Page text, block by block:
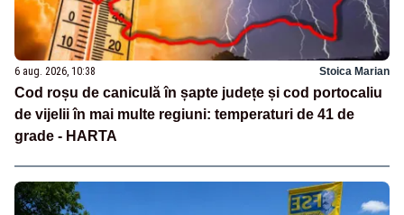
6 aug. 2026, 10:38 Stoica Marian
Cod roșu de caniculă în șapte județe și cod portocaliu
de vijelii în mai multe regiuni: temperaturi de 41 de
grade - HARTA